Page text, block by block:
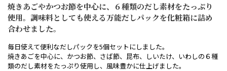
焼きあごやかつお節を中心に、６種類のだし素材をたっぷり
使用。調味料としても使える万能だしパックを化粧箱に詰め
合わせました。
毎日使えて便利なだしパックを5個セットにしました。
焼きあごを中心に、かつお節、さば節、昆布、しいたけ、いわしの６種
類のだし素材をたっぷり使用し、風味豊かに仕上げました。